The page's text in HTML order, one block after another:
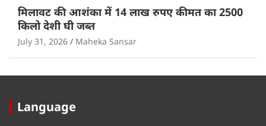
मिलावट की आशंका में 14 लाख रुपए कीमत का 2500
किलो देशी घी जब्त
July 31, 2026 Maheka Sansar
Language